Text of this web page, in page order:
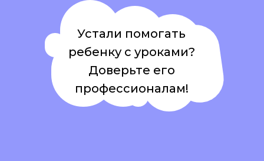
Устали помогать
ребенку с уроками?
Доверьте его
профессионалам!